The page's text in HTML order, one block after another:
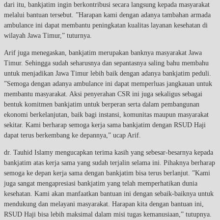
dari itu, bankjatim ingin berkontribusi secara langsung kepada masyarakat
melalui bantuan tersebut. ”Harapan kami dengan adanya tambahan armada
ambulance ini dapat membantu peningkatan kualitas layanan kesehatan di
wilayah Jawa Timur,” tuturnya.
Arif juga menegaskan, bankjatim merupakan banknya masyarakat Jawa
Timur. Sehingga sudah seharusnya dan sepantasnya saling bahu membahu
untuk menjadikan Jawa Timur lebih baik dengan adanya bankjatim peduli.
”Semoga dengan adanya ambulance ini dapat memperluas jangkauan untuk
membantu masyarakat. Aksi penyerahan CSR ini juga sekaligus sebagai
bentuk komitmen bankjatim untuk berperan serta dalam pembangunan
ekonomi berkelanjutan, baik bagi instansi, komunitas maupun masyarakat
sekitar. Kami berharap semoga kerja sama bankjatim dengan RSUD Haji
dapat terus berkembang ke depannya,” ucap Arif.
dr. Tauhid Islamy mengucapkan terima kasih yang sebesar-besarnya kepada
bankjatim atas kerja sama yang sudah terjalin selama ini. Pihaknya berharap
semoga ke depan kerja sama dengan bankjatim bisa terus berlanjut. ”Kami
juga sangat mengapresiasi bankjatim yang telah memperhatikan dunia
kesehatan. Kami akan manfaatkan bantuan ini dengan sebaik-baiknya untuk
mendukung dan melayani masyarakat. Harapan kita dengan bantuan ini,
RSUD Haji bisa lebih maksimal dalam misi tugas kemanusiaan,” tutupnya.